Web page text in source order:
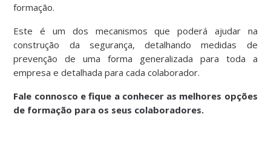
formação.
Este é um dos mecanismos que poderá ajudar na
construção da segurança, detalhando medidas de
prevenção de uma forma generalizada para toda a
empresa e detalhada para cada colaborador.
Fale connosco e fique a conhecer as melhores opções
de formação para os seus colaboradores.